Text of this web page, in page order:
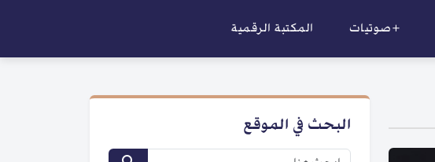
+صوتيات المكتبة الرقمية
البحث في الموقع